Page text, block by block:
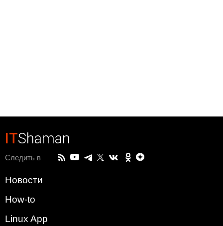
ITShaman
Следить в
Новости
How-to
Linux App